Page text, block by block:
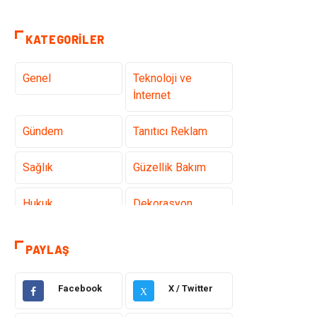
KATEGORILER
Genel
Teknoloji ve
İnternet
Gündem Tanıtıcı Reklam
Sağlık Güzellik Bakım
Hukuk Dekorasyon
Elektrik &
Elektronik
Sağlıklı Yaşam Organizasyon
PAYLAŞ
Facebook X X / Twitter